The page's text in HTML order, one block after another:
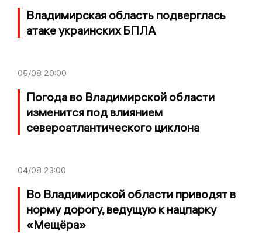
Владимирская область подверглась
атаке украинских БПЛА
05/08 20:00
Погода во Владимирской области
изменится под влиянием
североатлантического циклона
04/08 23:00
Во Владимирской области приводят в
норму дорогу, ведущую к нацпарку
«Мещёра»